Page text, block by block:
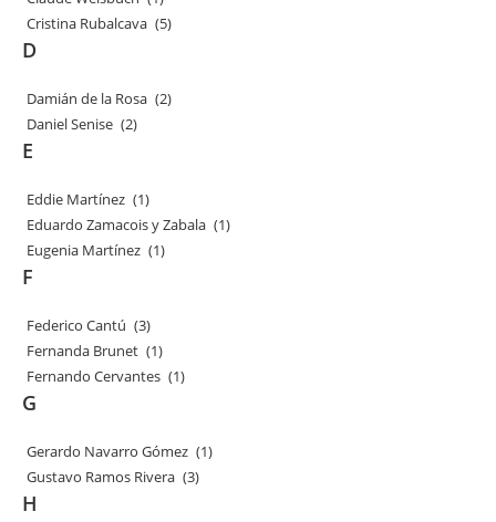
Cristina Rubalcava (5)
D
Damián de la Rosa (2)
Daniel Senise (2)
E
Eddie Martínez (1)
Eduardo Zamacois y Zabala (1)
Eugenia Martínez (1)
F
Federico Cantú (3)
Fernanda Brunet (1)
Fernando Cervantes (1)
G
Gerardo Navarro Gómez (1)
Gustavo Ramos Rivera (3)
H